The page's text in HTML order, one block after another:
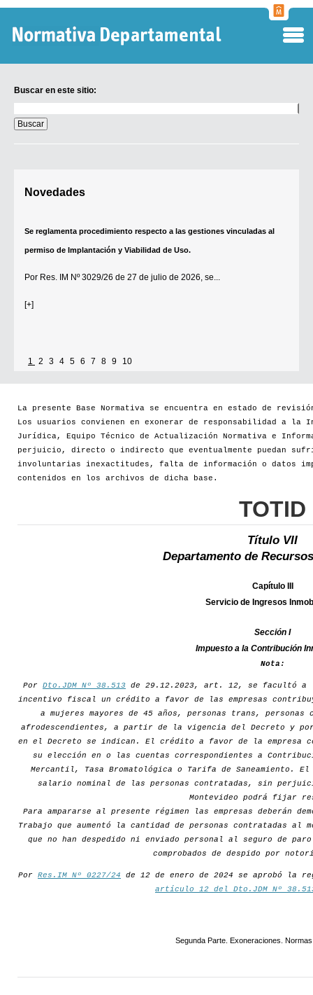
Buscar en este sitio:
en
este
sitio:
Novedades
Se reglamenta procedimiento respecto a las gestiones vinculadas al
permiso de Implantación y Viabilidad de Uso.
Por Res. IM Nº 3029/26 de 27 de julio de 2026, se...
[+]
1 2 3 4 5 6 7 8 9 10
La presente Base Normativa se encuentra en estado de
Los usuarios convienen en exonerar de responsabilidad a la
Jurídica, Equipo Técnico de Actualización Normativa e
perjuicio, directo o indirecto que eventualmente puedan
involuntarias inexactitudes, falta de información o datos
contenidos en los archivos de dicha base.
TOTID
Título VII
Departamento de
Capítulo III
Servicio de Ingresos
Sección I
Impuesto a la Contribución
Nota:
Por Dto.JDM Nº 38.513 de 29.12.2023, art. 12, se facultó a
incentivo fiscal un crédito a favor de las empresas
a mujeres mayores de 45 años, personas trans,
afrodescendientes, a partir de la vigencia del Decreto y
en el Decreto se indican. El crédito a favor de la empresa
su elección en o las cuentas correspondientes a
Mercantil, Tasa Bromatológica o Tarifa de Saneamiento.
salario nominal de las personas contratadas, sin
Montevideo podrá fijar
Para ampararse al presente régimen las empresas deberán
Trabajo que aumentó la cantidad de personas contratadas
que no han despedido ni enviado personal al seguro de
comprobados de despido por
Por Res.IM Nº 0227/24 de 12 de enero de 2024 se aprobó la
artículo 12 del Dto.JDM Nº
Segunda Parte. Exoneraciones.